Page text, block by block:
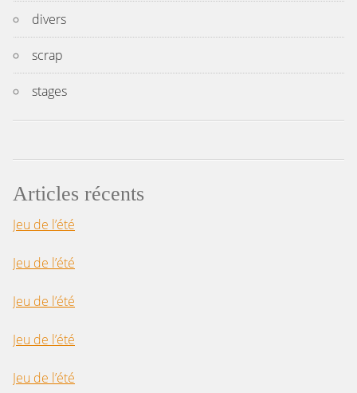
divers
scrap
stages
Articles récents
Jeu de l’été
Jeu de l’été
Jeu de l’été
Jeu de l’été
Jeu de l’été